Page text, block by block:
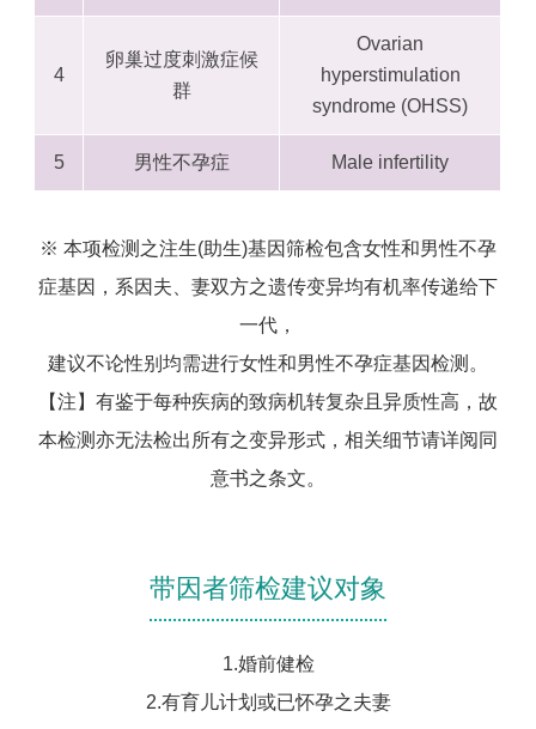
4
卵巢过度刺激症候
群
Ovarian
hyperstimulation
syndrome (OHSS)
5 男性不孕症 Male infertility
※ 本项检测之注生(助生)基因筛检包含女性和男性不孕
症基因，系因夫、妻双方之遗传变异均有机率传递给下
一代，
建议不论性别均需进行女性和男性不孕症基因检测。
【注】有鉴于每种疾病的致病机转复杂且异质性高，故
本检测亦无法检出所有之变异形式，相关细节请详阅同
意书之条文。
带因者筛检建议对象
1.婚前健检
2.有育儿计划或已怀孕之夫妻